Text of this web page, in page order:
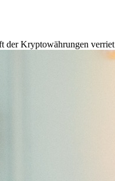
der Kryptowährungen verriet